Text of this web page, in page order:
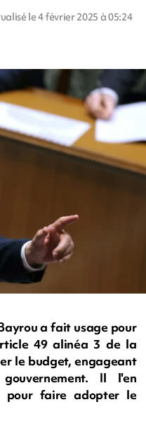
le 4 février 2025 à 05:24
a fait usage pour
49 alinéa 3 de la
le budget, engageant
Il l'en
pour faire adopter le